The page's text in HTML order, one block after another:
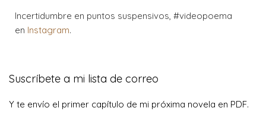
Incertidumbre en puntos suspensivos, #videopoema
en Instagram.
Suscríbete a mi lista de correo
Y te envío el primer capítulo de mi próxima novela en PDF.